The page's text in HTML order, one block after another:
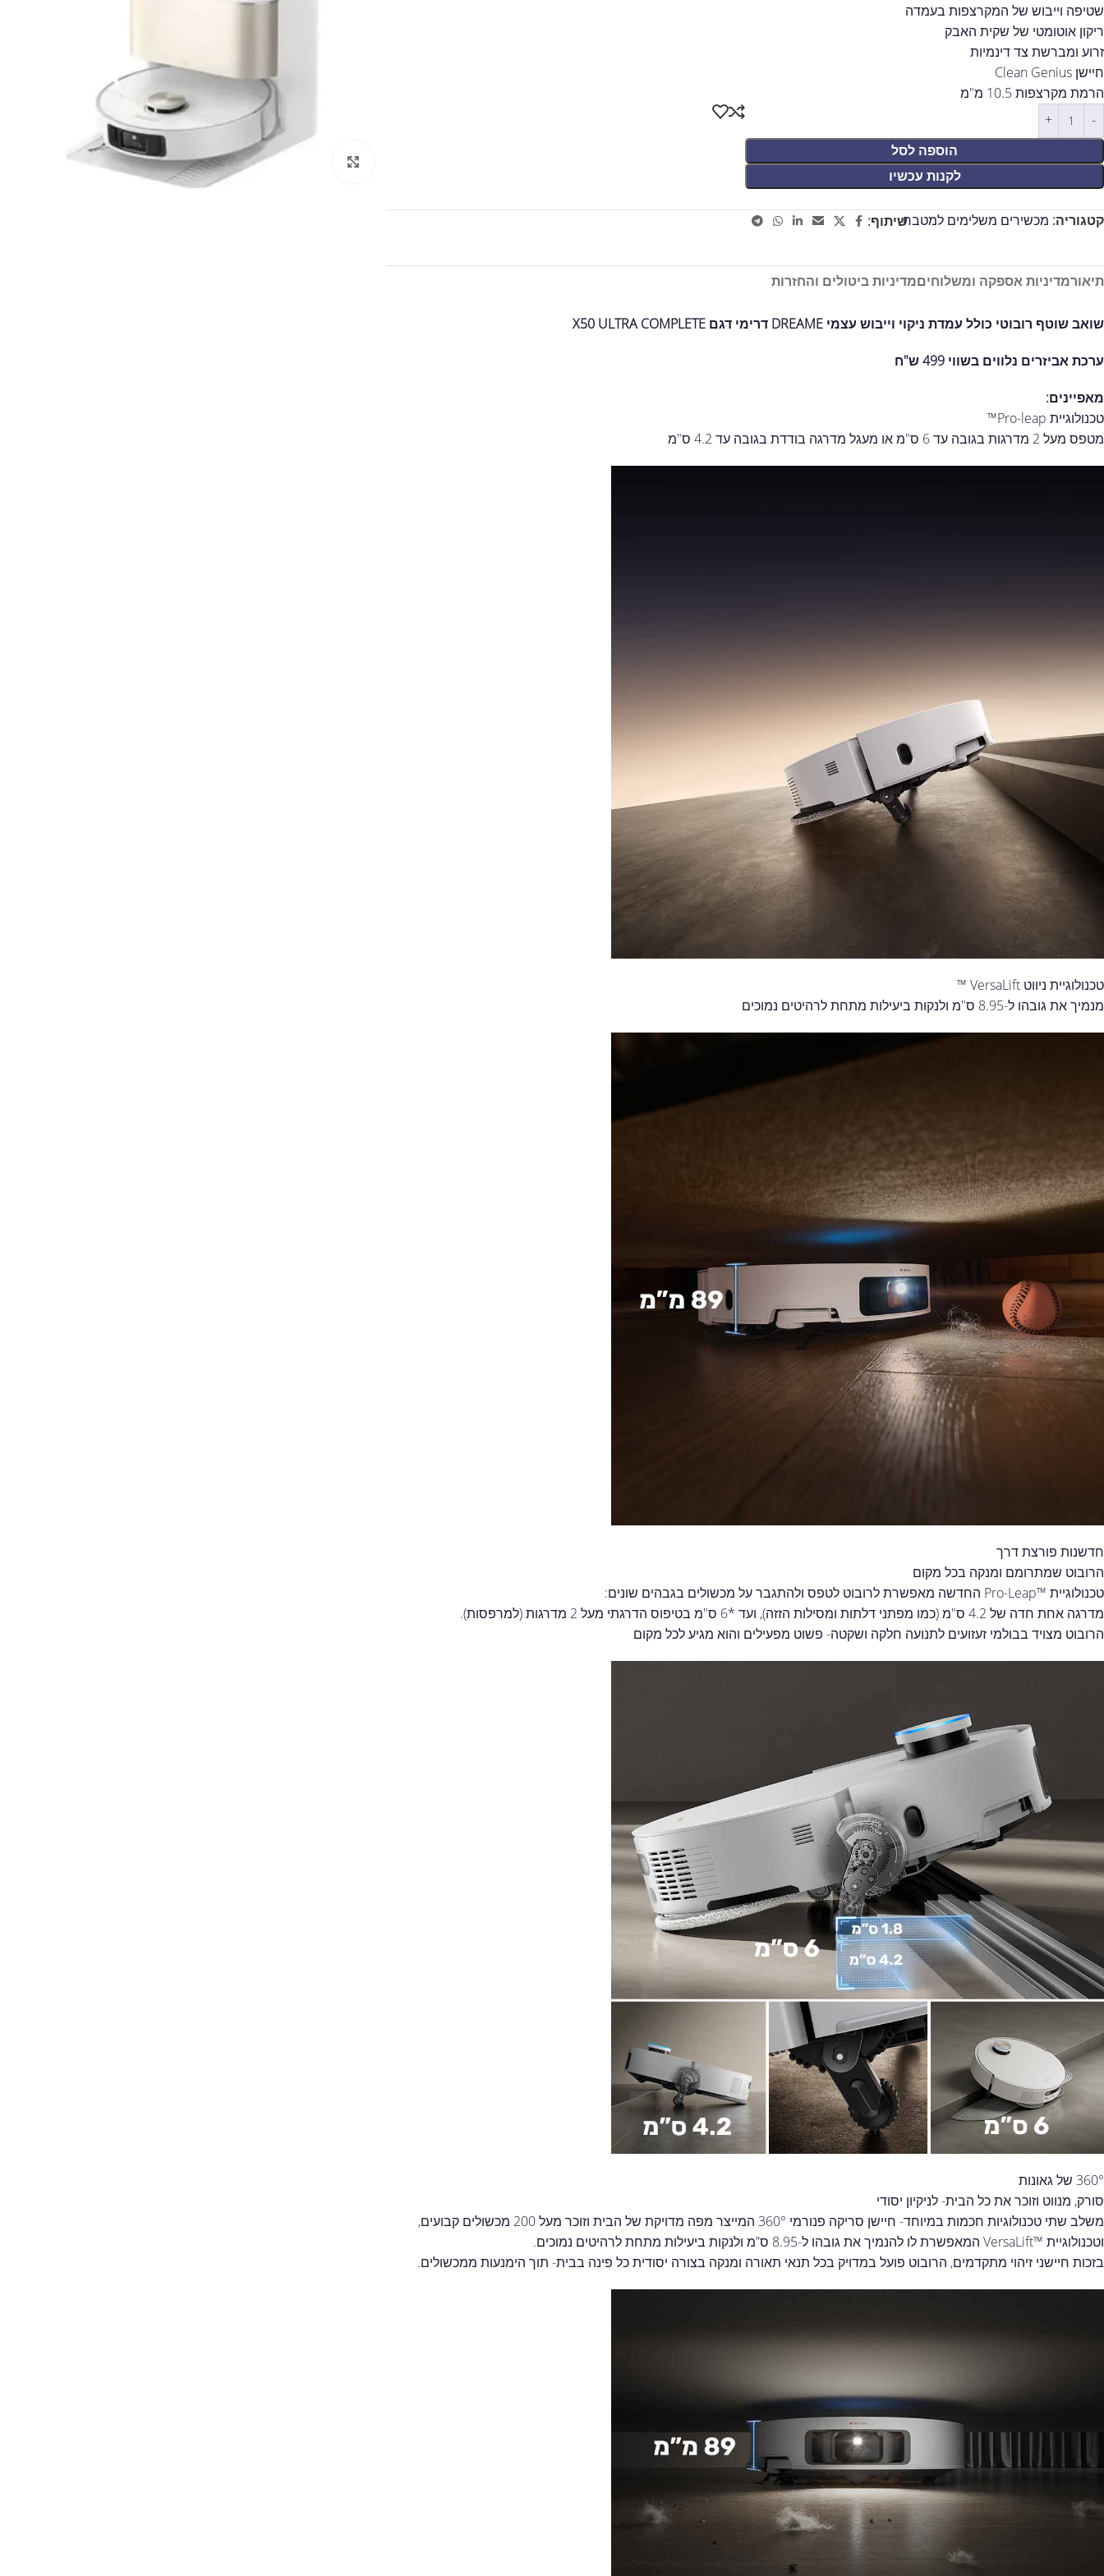
שטיפה וייבוש של המקרצפות בעמדה
ריקון אוטומטי של שקית האבק
זרוע ומברשת צד דינמיות
חיישן Clean Genius
הרמת מקרצפות 10.5 מ"מ
הוספה לסל
לקנות עכשיו
קטגוריה: מכשירים משלימים למטבחשיתוף:
תיאורמדיניות אספקה ומשלוחיםמדיניות ביטולים והחזרות
שואב שוטף רובוטי כולל עמדת ניקוי וייבוש עצמי DREAME דרימי דגם X50 ULTRA COMPLETE
ערכת אביזרים נלווים בשווי 499 ש"ח
מאפיינים:
טכנולוגיית Pro-leap™
מטפס מעל 2 מדרגות בגובה עד 6 ס"מ או מעגל מדרגה בודדת בגובה עד 4.2 ס"מ
טכנולוגיית ניווט VersaLift ™
מנמיך את גובהו ל-8.95 ס"מ ולנקות ביעילות מתחת לרהיטים נמוכים
חדשנות פורצת דרך
הרובוט שמתרומם ומנקה בכל מקום
טכנולוגיית ™Pro-Leap החדשה מאפשרת לרובוט לטפס ולהתגבר על מכשולים בגבהים שונים:
מדרגה אחת חדה של 4.2 ס"מ (כמו מפתני דלתות ומסילות הזזה), ועד *6 ס"מ בטיפוס הדרגתי מעל 2 מדרגות (למרפסות).
הרובוט מצויד בבולמי זעזועים לתנועה חלקה ושקטה- פשוט מפעילים והוא מגיע לכל מקום
360° של גאונות
סורק, מנווט וזוכר את כל הבית- לניקיון יסודי
משלב שתי טכנולוגיות חכמות במיוחד- חיישן סריקה פנורמי 360° המייצר מפה מדויקת של הבית וזוכר מעל 200 מכשולים קבועים,
וטכנולוגיית ™VersaLift המאפשרת לו להנמיך את גובהו ל-8.95 ס”מ ולנקות ביעילות מתחת לרהיטים נמוכים.
בזכות חיישני זיהוי מתקדמים, הרובוט פועל במדויק בכל תנאי תאורה ומנקה בצורה יסודית כל פינה בבית- תוך הימנעות ממכשולים.
לחצו להגדלה